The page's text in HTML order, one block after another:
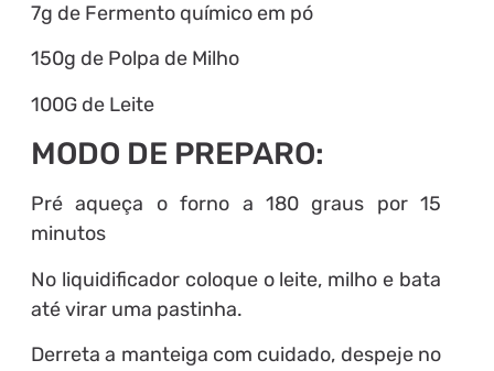
7g de Fermento químico em pó
150g de Polpa de Milho
100G de Leite
MODO DE PREPARO:
Pré aqueça o forno a 180 graus por 15
minutos
No liquidificador coloque o leite, milho e bata
até virar uma pastinha.
Derreta a manteiga com cuidado, despeje no